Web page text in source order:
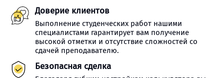
Доверие клиентов
Выполнение студенческих работ нашими
специалистами гарантирует вам получение
высокой отметки и отсутствие сложностей со
сдачей преподавателю.
Безопасная сделка